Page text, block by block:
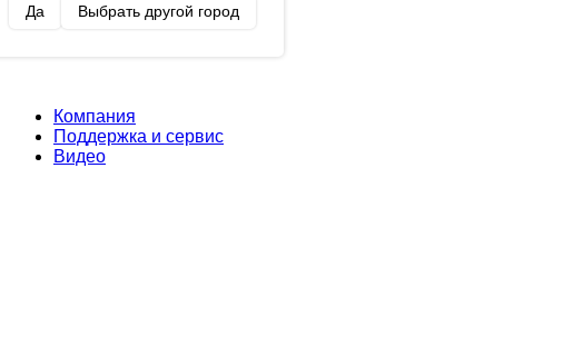
Да Выбрать другой город
Компания
Поддержка и сервис
Видео